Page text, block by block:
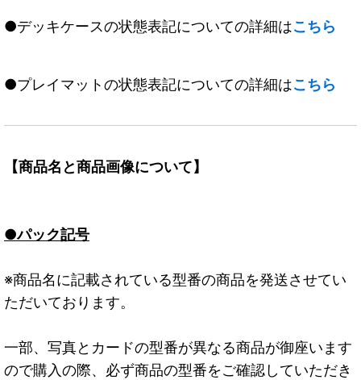
●デッキケースの状態表記についての詳細はこちら
●プレイマットの状態表記についての詳細はこちら
【商品名と商品画像について】
●パック記号
※商品名に記載されている型番の商品を発送させてい
ただいております。
一部、写真とカードの型番が異なる商品が御座います
ので購入の際、必ず商品の型番をご確認していただき